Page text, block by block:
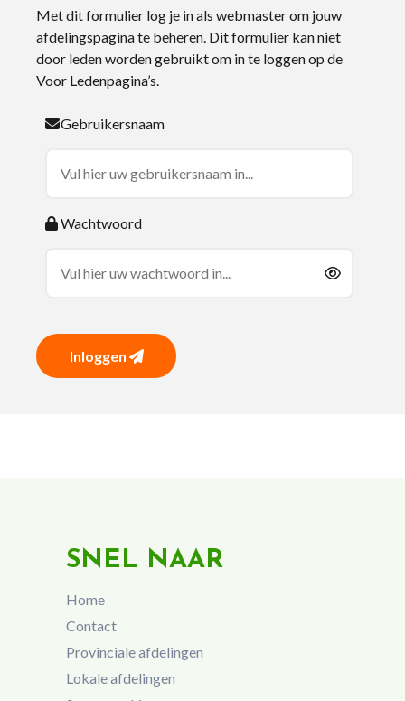
Met dit formulier log je in als webmaster om jouw
afdelingspagina te beheren. Dit formulier kan niet
door leden worden gebruikt om in te loggen op de
Voor Ledenpagina’s.
Gebruikersnaam
Wachtwoord
Inloggen
SNEL NAAR
Home
Contact
Provinciale afdelingen
Lokale afdelingen